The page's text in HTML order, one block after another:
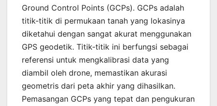
Ground Control Points (GCPs). GCPs adalah
titik-titik di permukaan tanah yang lokasinya
diketahui dengan sangat akurat menggunakan
GPS geodetik. Titik-titik ini berfungsi sebagai
referensi untuk mengkalibrasi data yang
diambil oleh drone, memastikan akurasi
geometris dari peta akhir yang dihasilkan.
Pemasangan GCPs yang tepat dan pengukuran